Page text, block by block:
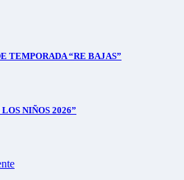
TEMPORADA “RE BAJAS”
NIÑOS 2026”